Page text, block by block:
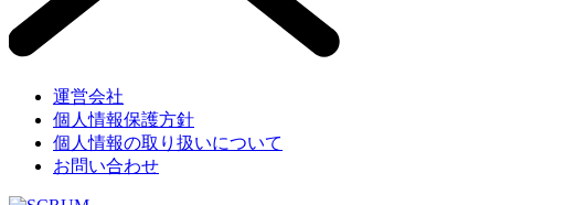
運営会社
個人情報保護方針
個人情報の取り扱いについて
お問い合わせ